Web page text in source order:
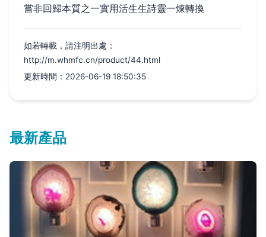
嘗非回歸本質之一實用活生生詩靈一煉轉換
如若轉載，請注明出處：
http://m.whmfc.cn/product/44.html
更新時間：2026-06-19 18:50:35
最新產品